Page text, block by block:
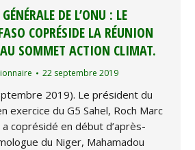
DE L’ONU : LE
COPRÉSIDE LA RÉUNION
SOMMET ACTION CLIMAT.
22 septembre 2019
2019). Le président du
exercice du G5 Sahel, Roch Marc
coprésidé en début d’après-
du Niger, Mahamadou